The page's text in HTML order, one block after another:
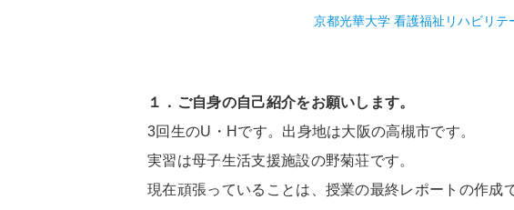
京都光華大学 看護福祉リハビリ
１．ご自身の自己紹介をお願いします。
3回生のU・Hです。出身地は大阪の高槻市です。
実習は母子生活支援施設の野菊荘です。
現在頑張っていることは、授業の最終レポートの作成